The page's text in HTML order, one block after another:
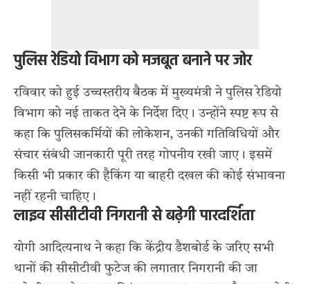
पुलिस रेडियो विभाग को मजबूत बनाने पर जोर
रविवार को हुई उच्चस्तरीय बैठक में मुख्यमंत्री ने पुलिस रेडियो
विभाग को नई ताकत देने के निर्देश दिए। उन्होंने स्पष्ट रूप से
कहा कि पुलिसकर्मियों की लोकेशन, उनकी गतिविधियों और
संचार संबंधी जानकारी पूरी तरह गोपनीय रखी जाए। इसमें
किसी भी प्रकार की हैकिंग या बाहरी दखल की कोई संभावना
नहीं रहनी चाहिए।
लाइव सीसीटीवी निगरानी से बढ़ेगी पारदर्शिता
योगी आदित्यनाथ ने कहा कि केंद्रीय डैशबोर्ड के जरिए सभी
थानों की सीसीटीवी फुटेज की लगातार निगरानी की जा